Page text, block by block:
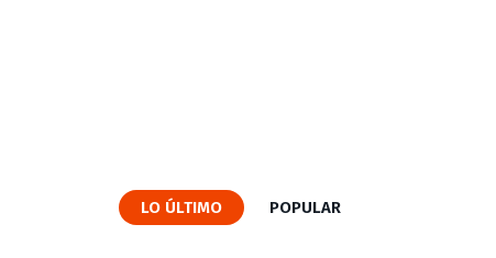
LO ÚLTIMO POPULAR